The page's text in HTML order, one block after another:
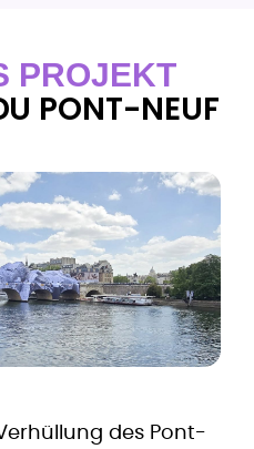
des Pont-
PROJEKT
PONT-NEUF